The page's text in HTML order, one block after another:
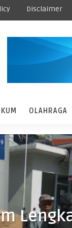
Disclaimer
OLAHRAGA